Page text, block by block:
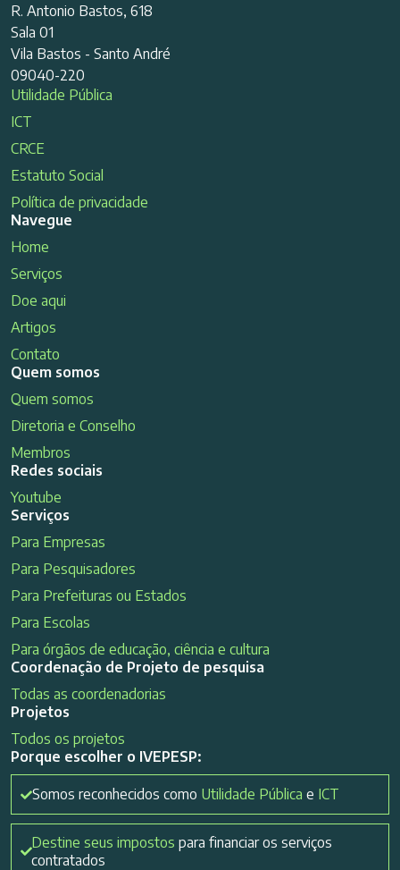
R. Antonio Bastos, 618
Sala 01
Vila Bastos - Santo André
09040-220
Utilidade Pública
ICT
CRCE
Estatuto Social
Política de privacidade
Navegue
Home
Serviços
Doe aqui
Artigos
Contato
Quem somos
Quem somos
Diretoria e Conselho
Membros
Redes sociais
Youtube
Serviços
Para Empresas
Para Pesquisadores
Para Prefeituras ou Estados
Para Escolas
Para órgãos de educação, ciência e cultura
Coordenação de Projeto de pesquisa
Todas as coordenadorias
Projetos
Todos os projetos
Porque escolher o IVEPESP:
Somos reconhecidos como Utilidade Pública e ICT
Destine seus impostos para financiar os serviços
contratados